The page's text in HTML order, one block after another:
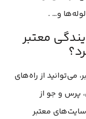
و… .
معتبر
می‌توانید از راه‌های
پرس و جو از
معتبر